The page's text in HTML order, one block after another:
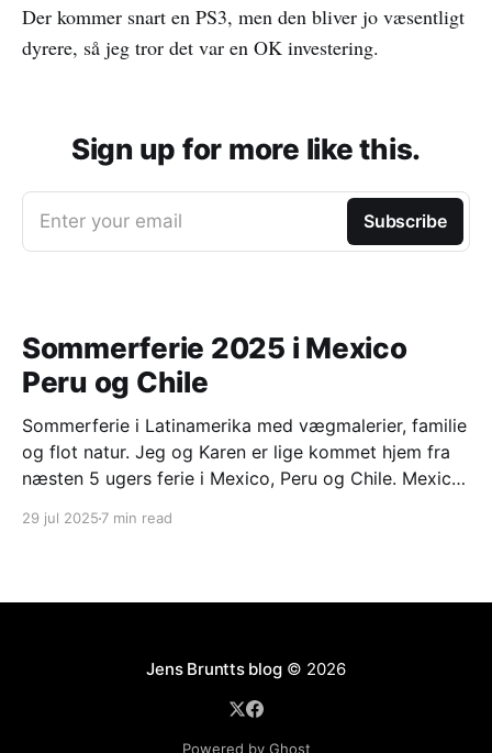
Der kommer snart en PS3, men den bliver jo væsentligt
dyrere, så jeg tror det var en OK investering.
Sign up for more like this.
Enter your email Subscribe
Sommerferie 2025 i Mexico
Peru og Chile
Sommerferie i Latinamerika med vægmalerier, familie
og flot natur. Jeg og Karen er lige kommet hjem fra
næsten 5 ugers ferie i Mexico, Peru og Chile. Mexico
har været i praktik på den danske ambassade i
29 jul 2025 7 min read
Jens Bruntts blog© 2026
Powered by Ghost